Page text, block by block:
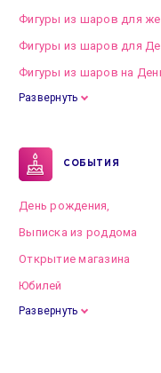
Фигуры из шаров для
Фигуры из шаров для
Фигуры из шаров на
Развернуть
СОБЫТИЯ
День рождения,
Выписка из роддома
Открытие магазина
Юбилей
Развернуть